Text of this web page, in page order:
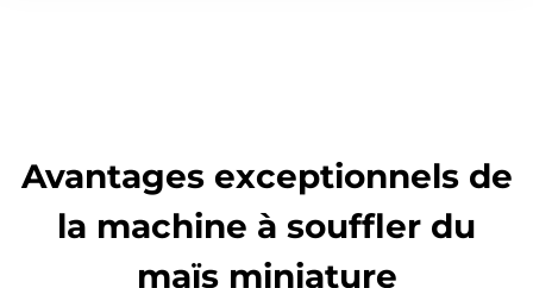
Avantages exceptionnels de
la machine à souffler du
maïs miniature